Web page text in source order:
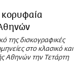
κορυφαία
της δισκογραφικές
στο κλασικό και
Αθηνών την Τετάρτη